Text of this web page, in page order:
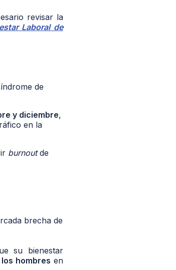
revisar la
Laboral de
de
y diciembre,
en la
burnoutde
brecha de
su bienestar
hombres en